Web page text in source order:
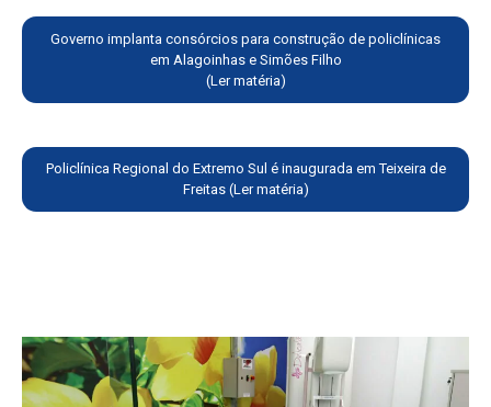
Governo implanta consórcios para construção de policlínicas
em Alagoinhas e Simões Filho
(Ler matéria)
Policlínica Regional do Extremo Sul é inaugurada em Teixeira de
Freitas (Ler matéria)